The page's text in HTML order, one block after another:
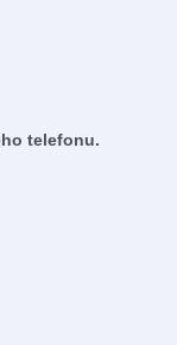
telefonu.